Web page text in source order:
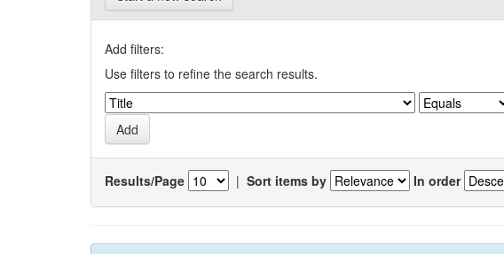
Add filters:
Use filters to refine the search results.
Results/Page | Sort items by In order